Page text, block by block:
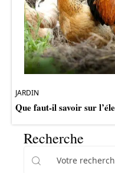
JARDIN
Que faut-il savoir sur
Recherche